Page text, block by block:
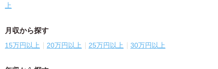
上
月収から探す
15万円以上 20万円以上 25万円以上 30万円以上